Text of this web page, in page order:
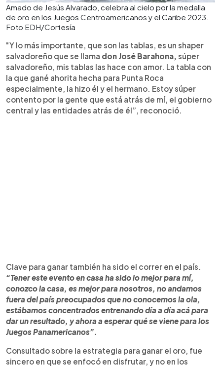
Amado de Jesús Alvarado, celebra al cielo por la medalla
de oro en los Juegos Centroamericanos y el Caribe 2023.
Foto EDH/Cortesía
"Y lo más importante, que son las tablas, es un shaper
salvadoreño que se llama don José Barahona, súper
salvadoreño, mis tablas las hace con amor. La tabla con
la que gané ahorita hecha para Punta Roca
especialmente, la hizo él y el hermano. Estoy súper
contento por la gente que está atrás de mí, el gobierno
central y las entidades atrás de él”, reconoció.
Clave para ganar también ha sido el correr en el país.
“Tener este evento en casa ha sido lo mejor para mí,
conozco la casa, es mejor para nosotros, no andamos
fuera del país preocupados que no conocemos la ola,
estábamos concentrados entrenando día a día acá para
dar un resultado, y ahora a esperar qué se viene para los
Juegos Panamericanos”.
Consultado sobre la estrategia para ganar el oro, fue
sincero en que se enfocó en disfrutar, y no en los